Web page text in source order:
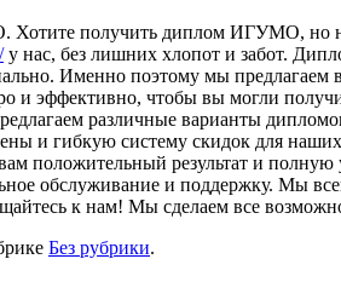
получить диплом ИГУМО, но не
у нас, без лишних хлопот и забот.
Именно поэтому мы
и эффективно, чтобы вы могли
различные варианты
и гибкую систему скидок для
положительный результат и
обслуживание и поддержку. Мы
к нам! Мы сделаем все
Без рубрики.